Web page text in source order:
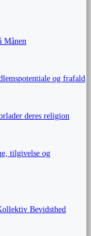
Månen
og frafald
deres religion
tilgivelse og
Bevidsthed